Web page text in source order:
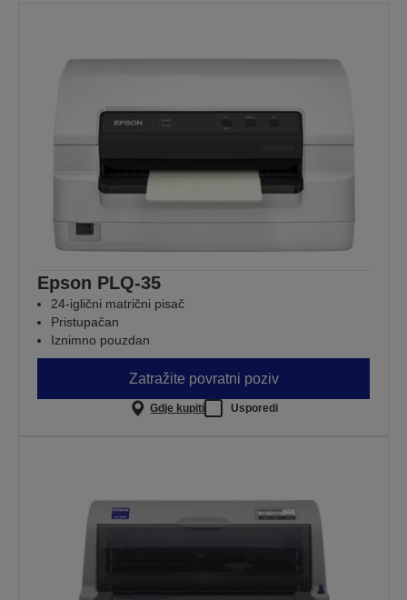
Epson PLQ-35
24-iglični matrični pisač
Pristupačan
Iznimno pouzdan
Zatražite povratni poziv
Gdje kupiti Usporedi